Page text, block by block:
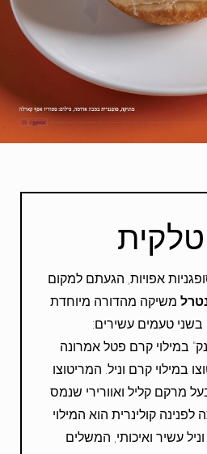
אפויות, הגעתם למקום
משיקה מהדורה מיוחדת
בשני טעמים עשירים:
במילוי קרם פטל אמרונה
במילוי קרם וניל. המריטוצו
מרקם קליל ואוורירי שנמס
קולינרית הוא המילוי
עשיר ואיכותי, המשלים